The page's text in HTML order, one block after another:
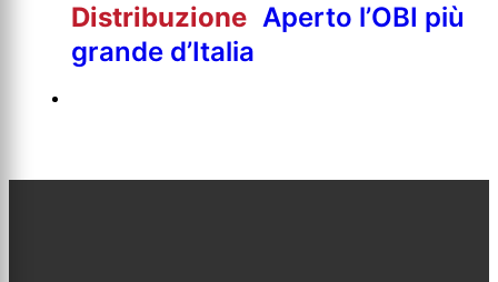
Distribuzione Aperto l’OBI più
grande d’Italia